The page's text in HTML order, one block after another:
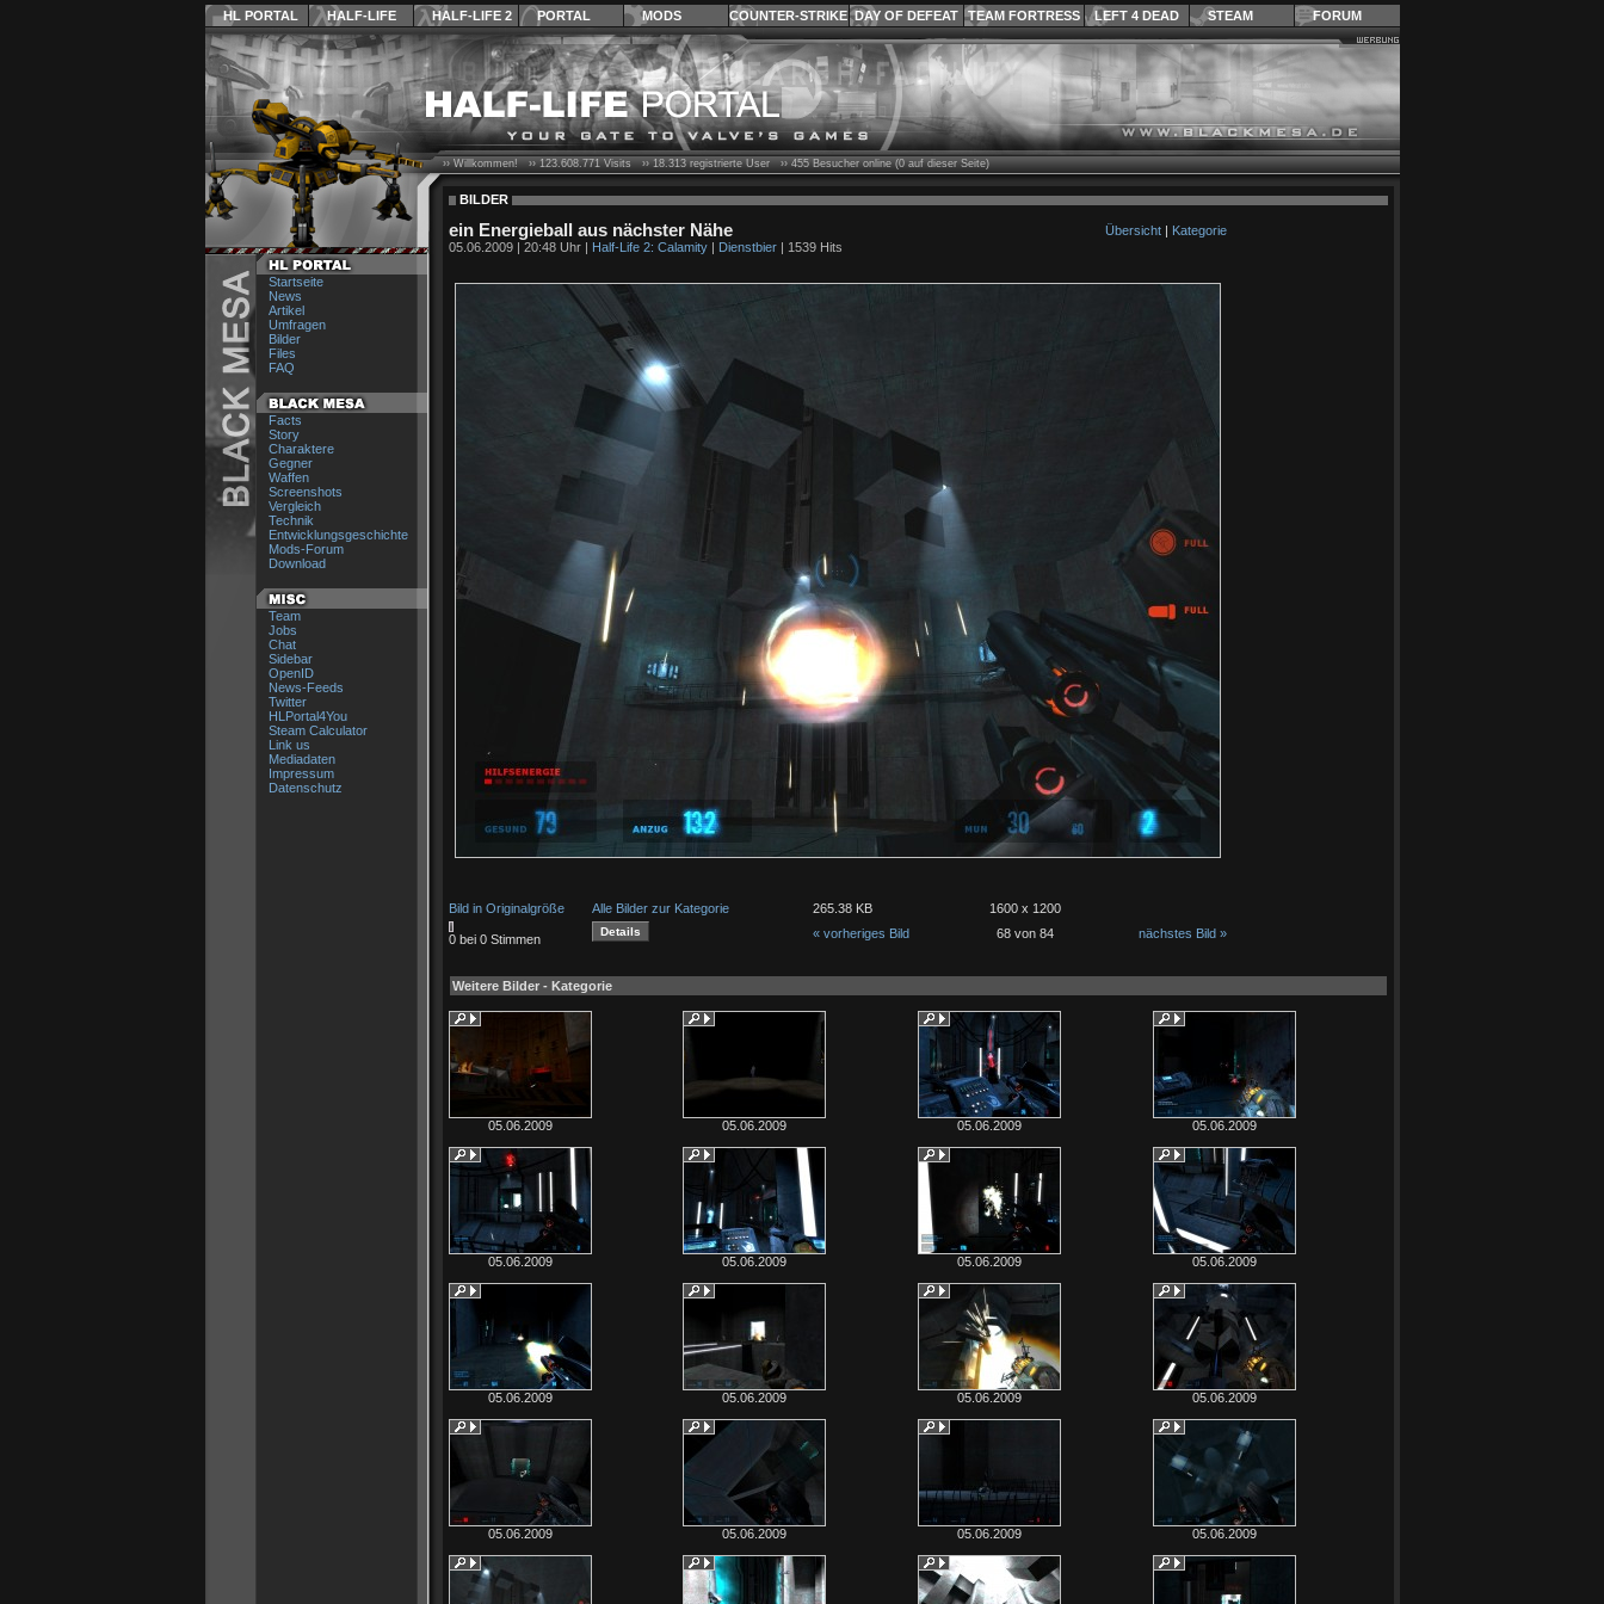
HL PORTAL HALF-LIFE HALF-LIFE 2 PORTAL MODS COUNTER-STRIKE DAY OF DEFEAT TEAM FORTRESS LEFT 4 DEAD STEAM FORUM
Startseite
News
Artikel
Umfragen
Bilder
Files
FAQ
Facts
Story
Charaktere
Gegner
Waffen
Screenshots
Vergleich
Technik
Entwicklungsgeschichte
Mods-Forum
Download
Team
Jobs
Chat
Sidebar
OpenID
News-Feeds
Twitter
HLPortal4You
Steam Calculator
Link us
Mediadaten
Impressum
Datenschutz
›› Willkommen! ››123.608.771Visits ››18.313registrierte User ››455Besucher online (0 auf dieser Seite)
BILDER
ein Energieball aus nächster Nähe Übersicht| Kategorie
05.06.2009 | 20:48 Uhr | Half-Life 2: Calamity| Dienstbier| 1539 Hits
Bild in Originalgröße Alle Bilder zur Kategorie 265.38 KB 1600 x 1200
0 bei 0 Stimmen « vorheriges Bild 68 von 84 nächstes Bild »
Weitere Bilder - Kategorie
05.06.2009 05.06.2009 05.06.2009 05.06.2009
05.06.2009 05.06.2009 05.06.2009 05.06.2009
05.06.2009 05.06.2009 05.06.2009 05.06.2009
05.06.2009 05.06.2009 05.06.2009 05.06.2009